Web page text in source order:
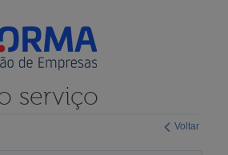
Voltar
serviço